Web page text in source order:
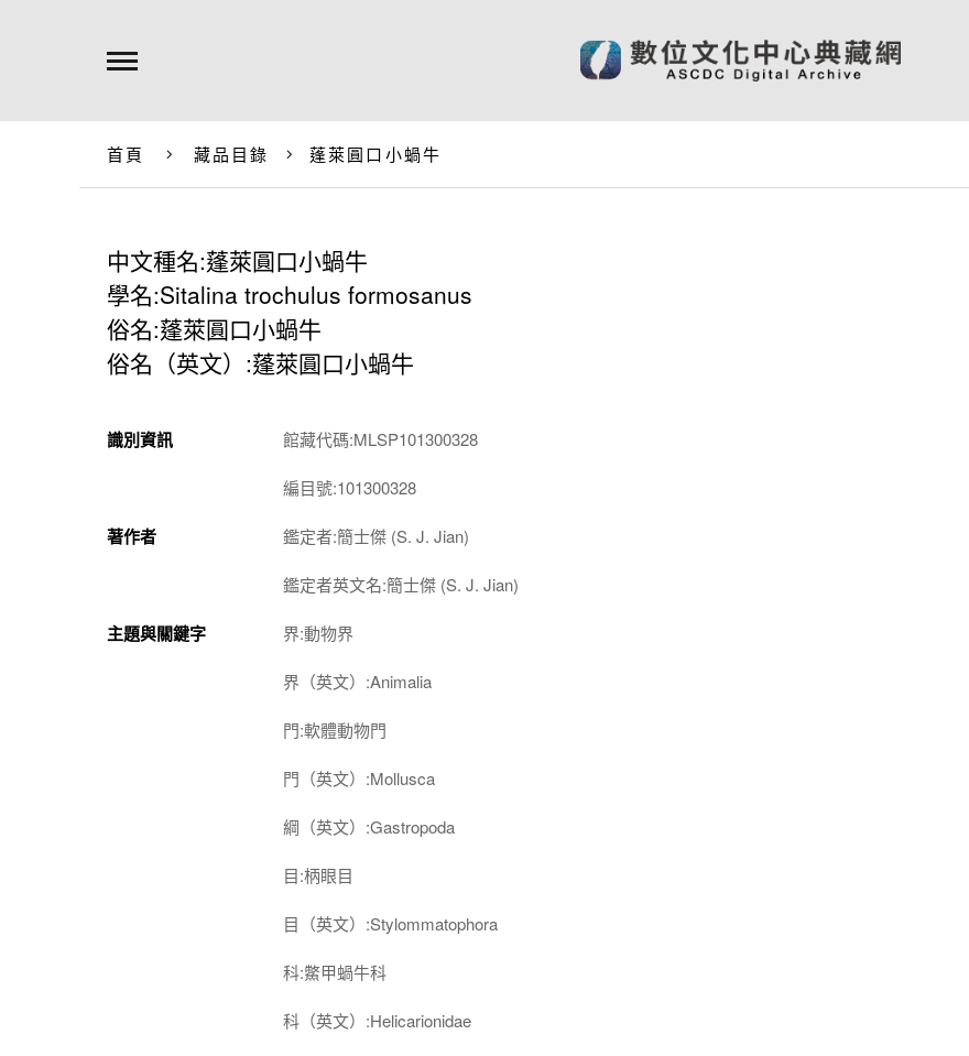
首頁 藏品目錄 蓬萊圓口小蝸牛
中文種名:蓬萊圓口小蝸牛
學名:Sitalina trochulus formosanus
俗名:蓬萊圓口小蝸牛
俗名（英文）:蓬萊圓口小蝸牛
識別資訊 館藏代碼:MLSP101300328
編目號:101300328
著作者 鑑定者:簡士傑 (S. J. Jian)
鑑定者英文名:簡士傑 (S. J. Jian)
主題與關鍵字 界:動物界
界（英文）:Animalia
門:軟體動物門
門（英文）:Mollusca
綱（英文）:Gastropoda
目:柄眼目
目（英文）:Stylommatophora
科:鱉甲蝸牛科
科（英文）:Helicarionidae